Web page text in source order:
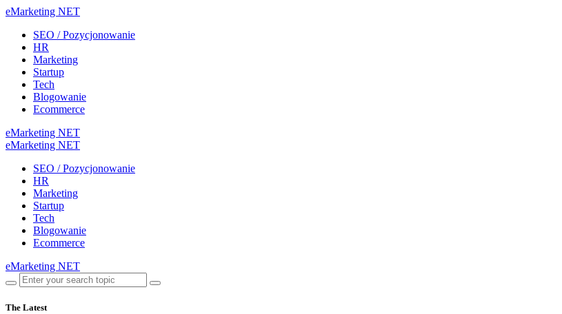
eMarketing NET
SEO / Pozycjonowanie
HR
Marketing
Startup
Tech
Blogowanie
Ecommerce
eMarketing NET
eMarketing NET
SEO / Pozycjonowanie
HR
Marketing
Startup
Tech
Blogowanie
Ecommerce
eMarketing NET
The Latest